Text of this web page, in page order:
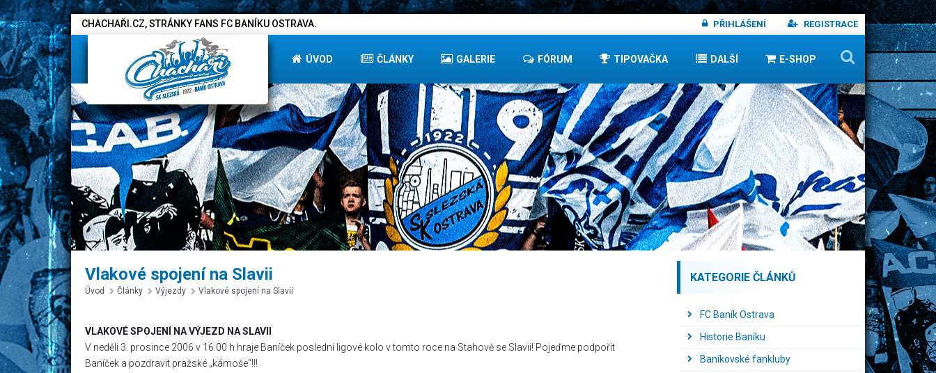
CHACHAŘI.CZ, STRÁNKY FANS FC BANÍKU OSTRAVA. PŘIHLÁŠENÍ REGISTRACE
ÚVOD ČLÁNKY GALERIE FÓRUM TIPOVAČKA DALŠÍ E-SHOP
Vlakové spojení na Slavii
Úvod Články Výjezdy Vlakové spojení na Slavii
VLAKOVÉ SPOJENÍ NA VÝJEZD NA SLAVII
V neděli 3. prosince 2006 v 16:00 h hraje Baníček poslední ligové kolo v tomto roce na Stahově se Slavii! Pojeďme podpořit
Baníček a pozdravit pražské „kámoše“!!!
KATEGORIE ČLÁNKŮ
FC Baník Ostrava
Historie Baníku
Baníkovské fankluby